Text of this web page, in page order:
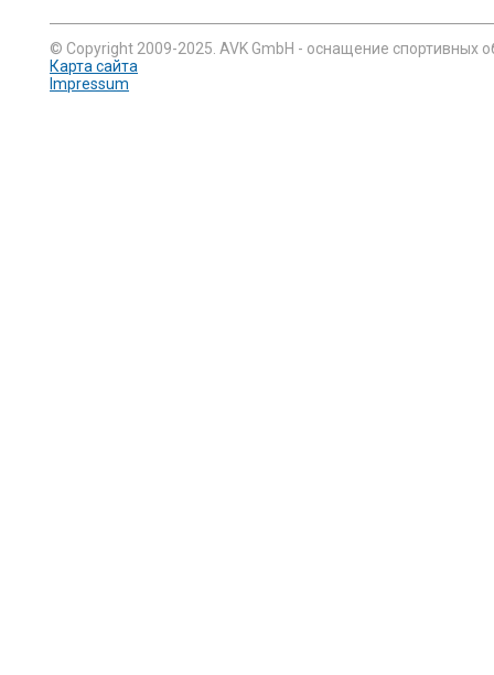
© Copyright 2009-2025. AVK GmbH - оснащение спортивных
Карта сайта
Impressum